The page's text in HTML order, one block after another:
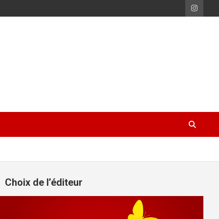
Choix de l’éditeur